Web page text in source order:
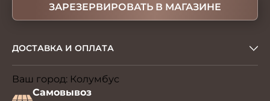
ЗАРЕЗЕРВИРОВАТЬ В МАГАЗИНЕ
ДОСТАВКА И ОПЛАТА
Ваш город: Колумбус
Самовывоз